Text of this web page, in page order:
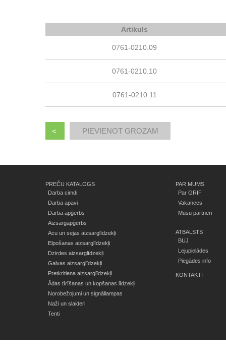
Artikuls
0761-0210.09
0761-0210.10
0761-0210.11
<
PREČU KATALOGS
Darba cimdi
Darba apavi
Darba apģērbs
Aizsargapģērbs
Acu un sejas aizsarglīdzekļi
Elpošanas aizsarglīdzekļi
Dzirdes aizsarglīdzekļi
Galvas aizsarglīdzekļi
Pretkritiena aizsarglīdzekļi
Ādas tīrīšanas un kopšanas līdzekļi
Norobežojumi un signāllampas
Naži un slaideri
Tenti
PAR MUMS
Par GRIF
Vakances
Mūsu partneri
ATBALSTS
BUJ
Lejupielādes
Piegādes info
KONTAKTI